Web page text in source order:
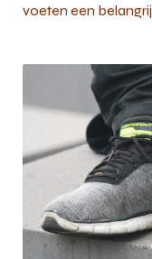
voeten een